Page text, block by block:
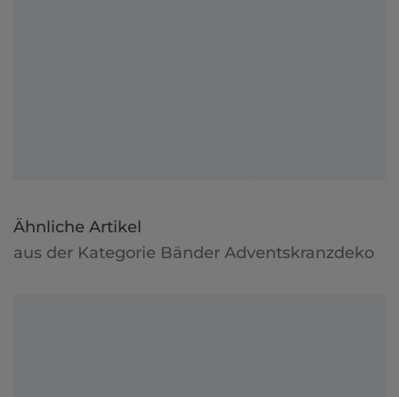
Ähnliche Artikel
aus der Kategorie Bänder Adventskranzdeko